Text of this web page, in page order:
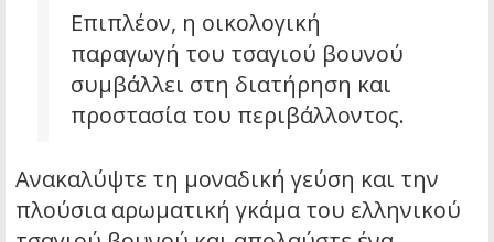
Επιπλέον, η οικολογική
παραγωγή του τσαγιού βουνού
συμβάλλει στη διατήρηση και
προστασία του περιβάλλοντος.
Ανακαλύψτε τη μοναδική γεύση και την
πλούσια αρωματική γκάμα του ελληνικού